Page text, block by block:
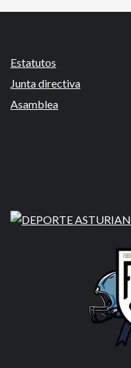
Estatutos
Junta directiva
Asamblea